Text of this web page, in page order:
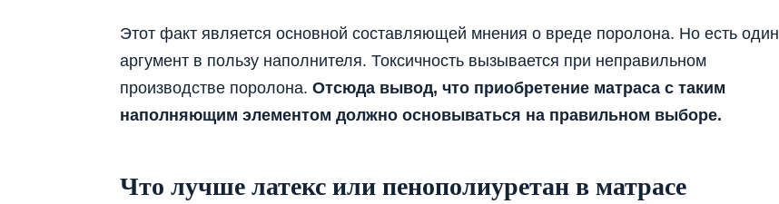
Этот факт является основной составляющей мнения о вреде поролона. Но есть один
аргумент в пользу наполнителя. Токсичность вызывается при неправильном
производстве поролона. Отсюда вывод, что приобретение матраса с таким
наполняющим элементом должно основываться на правильном выборе.
Что лучше латекс или пенополиуретан в матрасе